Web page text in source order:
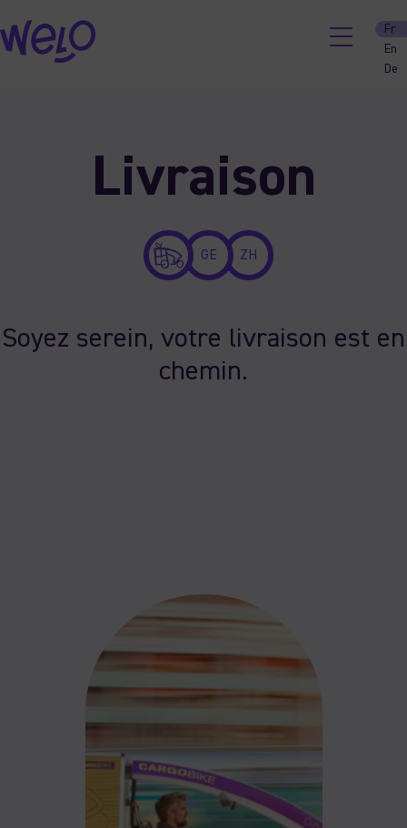
Fr
En
De
Livraison
GE ZH
Soyez serein, votre livraison est en
chemin.